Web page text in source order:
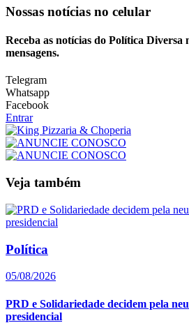
Nossas notícias no celular
Receba as notícias do Política Diversa
mensagens.
Telegram
Whatsapp
Facebook
Entrar
Veja também
Política
05/08/2026
PRD e Solidariedade decidem pela
presidencial